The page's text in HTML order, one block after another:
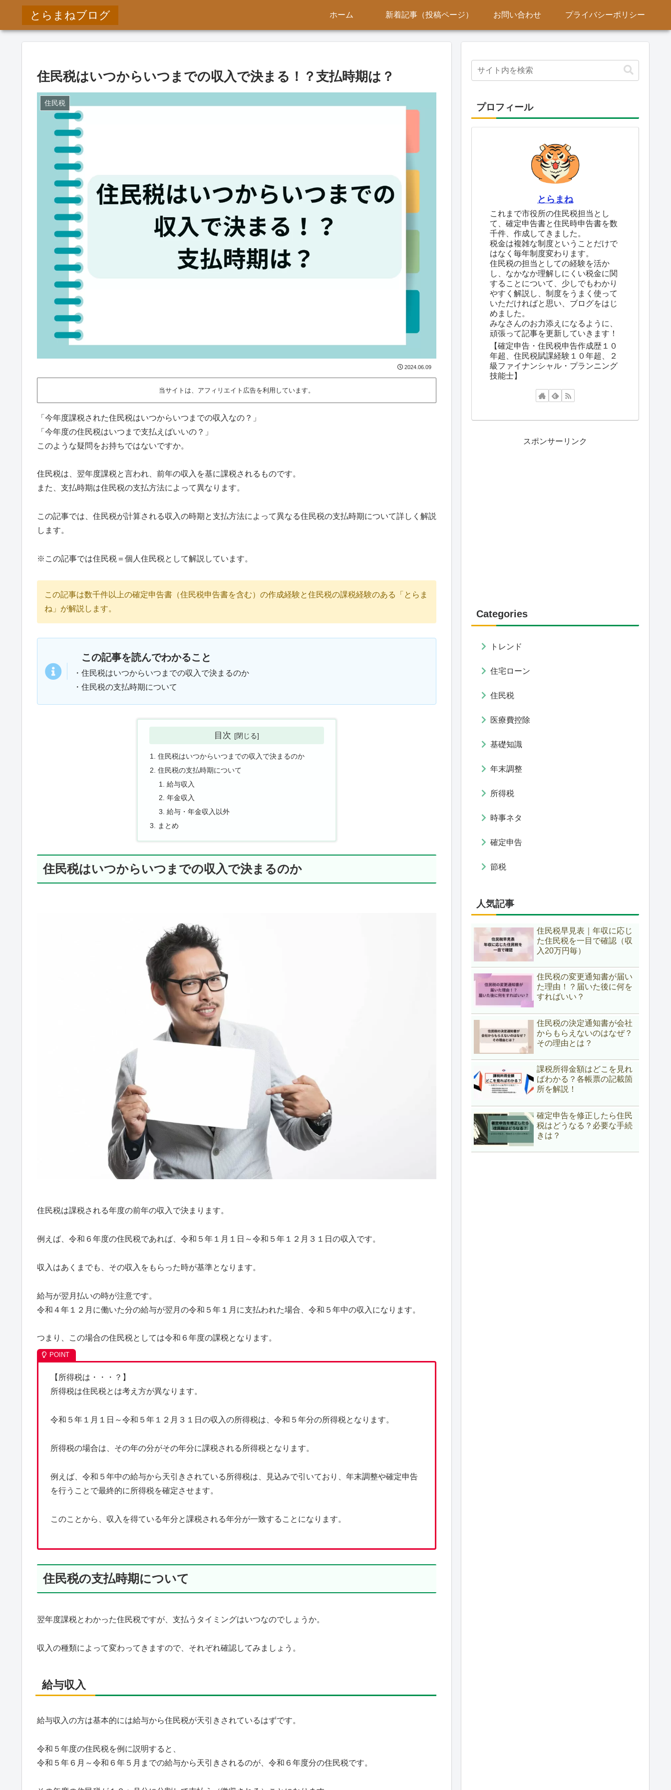
とらまねブログ ホーム 新着記事（投稿ページ） お問い合わせ プライバシーポリシー
住民税はいつからいつまでの収入で決まる！？支払時期は？
住民税
2024.06.09
当サイトは、アフィリエイト広告を利用しています。
「今年度課税された住民税はいつからいつまでの収入なの？」
「今年度の住民税はいつまで支払えばいいの？」
このような疑問をお持ちではないですか。
住民税は、翌年度課税と言われ、前年の収入を基に課税されるものです。
また、支払時期は住民税の支払方法によって異なります。
この記事では、住民税が計算される収入の時期と支払方法によって異なる住民税の支払時期について詳しく解説
します。
※この記事では住民税＝個人住民税として解説しています。
この記事は数千件以上の確定申告書（住民税申告書を含む）の作成経験と住民税の課税経験のある「とらま
ね」が解説します。
この記事を読んでわかること
・住民税はいつからいつまでの収入で決まるのか
・住民税の支払時期について
目次
住民税はいつからいつまでの収入で決まるのか
住民税の支払時期について
給与収入
年金収入
給与・年金収入以外
まとめ
住民税はいつからいつまでの収入で決まるのか
住民税は課税される年度の前年の収入で決まります。
例えば、令和６年度の住民税であれば、令和５年１月１日～令和５年１２月３１日の収入です。
収入はあくまでも、その収入をもらった時が基準となります。
給与が翌月払いの時が注意です。
令和４年１２月に働いた分の給与が翌月の令和５年１月に支払われた場合、令和５年中の収入になります。
つまり、この場合の住民税としては令和６年度の課税となります。
【所得税は・・・？】
所得税は住民税とは考え方が異なります。
令和５年１月１日～令和５年１２月３１日の収入の所得税は、令和５年分の所得税となります。
所得税の場合は、その年の分がその年分に課税される所得税となります。
例えば、令和５年中の給与から天引きされている所得税は、見込みで引いており、年末調整や確定申告
を行うことで最終的に所得税を確定させます。
このことから、収入を得ている年分と課税される年分が一致することになります。
住民税の支払時期について
翌年度課税とわかった住民税ですが、支払うタイミングはいつなのでしょうか。
収入の種類によって変わってきますので、それぞれ確認してみましょう。
給与収入
給与収入の方は基本的には給与から住民税が天引きされているはずです。
令和５年度の住民税を例に説明すると、
令和５年６月～令和６年５月までの給与から天引きされるのが、令和６年度分の住民税です。
プロフィール
とらまね
これまで市役所の住民税担当とし
て、確定申告書と住民時申告書を数
千件、作成してきました。
税金は複雑な制度ということだけで
はなく毎年制度変わります。
住民税の担当としての経験を活か
し、なかなか理解しにくい税金に関
することについて、少しでもわかり
やすく解説し、制度をうまく使って
いただければと思い、ブログをはじ
めました。
みなさんのお力添えになるように、
頑張って記事を更新していきます！
【確定申告・住民税申告作成歴１０
年超、住民税賦課経験１０年超、２
級ファイナンシャル・プランニング
技能士】
スポンサーリンク
Categories
トレンド
住宅ローン
住民税
医療費控除
基礎知識
年末調整
所得税
時事ネタ
確定申告
節税
人気記事
住民税早見表｜年収に応じ
た住民税を一目で確認（収
入20万円毎）
住民税の変更通知書が届い
た理由！？届いた後に何を
すればいい？
住民税の決定通知書が会社
からもらえないのはなぜ？
その理由とは？
課税所得金額はどこを見れ
ばわかる？各帳票の記載箇
所を解説！
確定申告を修正したら住民
税はどうなる？必要な手続
きは？